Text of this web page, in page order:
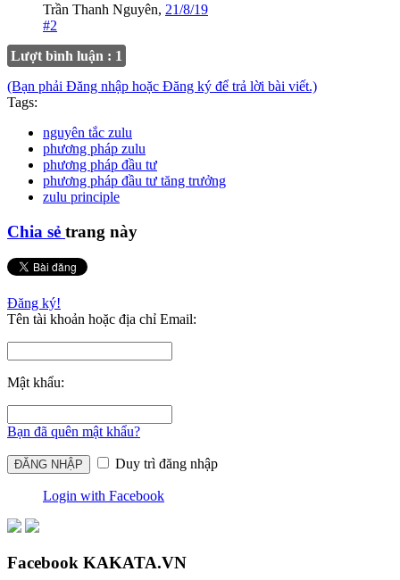
Trần Thanh Nguyên, 21/8/19
#2
Lượt bình luận : 1
(Bạn phải Đăng nhập hoặc Đăng ký để trả lời bài viết.)
Tags:
nguyên tắc zulu
phương pháp zulu
phương pháp đầu tư
phương pháp đầu tư tăng trưởng
zulu principle
Chia sẻ trang này
Đăng ký!
Tên tài khoản hoặc địa chỉ Email:
Mật khẩu:
Bạn đã quên mật khẩu?
Duy trì đăng nhập
Login with Facebook
Facebook KAKATA.VN